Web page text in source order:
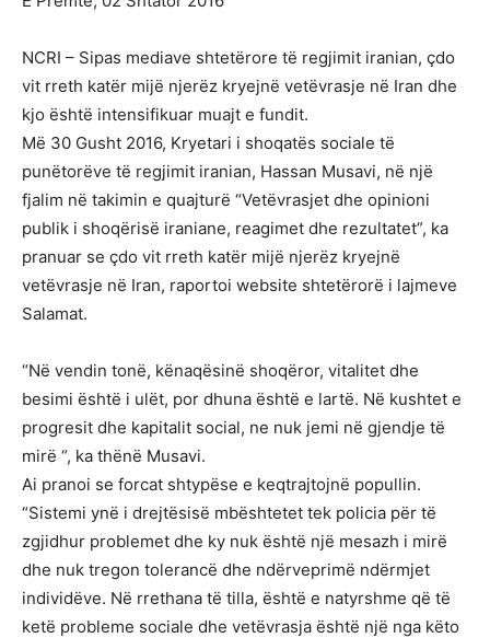
NCRI – Sipas mediave shtetërore të regjimit iranian, çdo
vit rreth katër mijë njerëz kryejnë vetëvrasje në Iran dhe
kjo është intensifikuar muajt e fundit.
Më 30 Gusht 2016, Kryetari i shoqatës sociale të
punëtorëve të regjimit iranian, Hassan Musavi, në një
fjalim në takimin e quajturë “Vetëvrasjet dhe opinioni
publik i shoqërisë iraniane, reagimet dhe rezultatet”, ka
pranuar se çdo vit rreth katër mijë njerëz kryejnë
vetëvrasje në Iran, raportoi website shtetërorë i lajmeve
Salamat.
“Në vendin tonë, kënaqësinë shoqëror, vitalitet dhe
besimi është i ulët, por dhuna është e lartë. Në kushtet e
progresit dhe kapitalit social, ne nuk jemi në gjendje të
mirë “, ka thënë Musavi.
Ai pranoi se forcat shtypëse e keqtrajtojnë popullin.
“Sistemi ynë i drejtësisë mbështetet tek policia për të
zgjidhur problemet dhe ky nuk është një mesazh i mirë
dhe nuk tregon tolerancë dhe ndërveprimë ndërmjet
individëve. Në rrethana të tilla, është e natyrshme që të
ketë probleme sociale dhe vetëvrasja është një nga këto